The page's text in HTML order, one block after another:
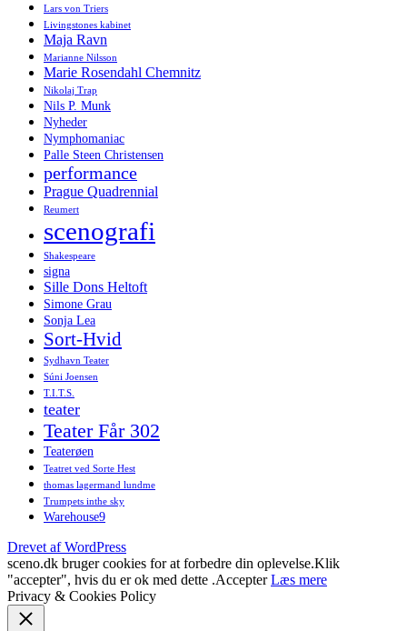
Lars von Triers
Livingstones kabinet
Maja Ravn
Marianne Nilsson
Marie Rosendahl Chemnitz
Nikolaj Trap
Nils P. Munk
Nyheder
Nymphomaniac
Palle Steen Christensen
performance
Prague Quadrennial
Reumert
scenografi
Shakespeare
signa
Sille Dons Heltoft
Simone Grau
Sonja Lea
Sort-Hvid
Sydhavn Teater
Súni Joensen
T.I.T.S.
teater
Teater Får 302
Teaterøen
Teatret ved Sorte Hest
thomas lagermand lundme
Trumpets inthe sky
Warehouse9
Drevet af WordPress
sceno.dk bruger cookies for at forbedre din oplevelse.Klik
"accepter", hvis du er ok med dette .Accepter Læs mere
Privacy & Cookies Policy